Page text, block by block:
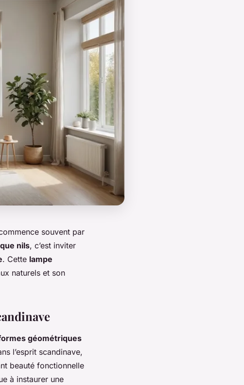
souvent par
nils, c’est inviter
. Cette lampe
naturels et son
géométriques
l’esprit scandinave,
beauté fonctionnelle
à instaurer une